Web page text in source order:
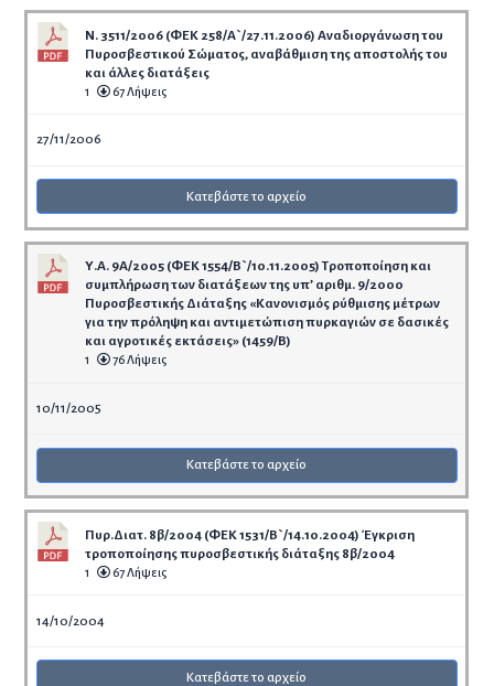
Ν. 3511/2006 (ΦΕΚ 258/Α`/27.11.2006) Αναδιοργάνωση του
Πυροσβεστικού Σώματος, αναβάθμιση της αποστολής του
και άλλες διατάξεις
1 67 Λήψεις
27/11/2006
Κατεβάστε το αρχείο
Υ.Α. 9Α/2005 (ΦΕΚ 1554/Β`/10.11.2005) Τροποποίηση και
συμπλήρωση των διατάξεων της υπ’ αριθμ. 9/2000
Πυροσβεστικής Διάταξης «Κανονισμός ρύθμισης μέτρων
για την πρόληψη και αντιμετώπιση πυρκαγιών σε δασικές
και αγροτικές εκτάσεις» (1459/Β)
1 76 Λήψεις
10/11/2005
Κατεβάστε το αρχείο
Πυρ.Διατ. 8β/2004 (ΦΕΚ 1531/Β`/14.10.2004) Έγκριση
τροποποίησης πυροσβεστικής διάταξης 8β/2004
1 67 Λήψεις
14/10/2004
Κατεβάστε το αρχείο